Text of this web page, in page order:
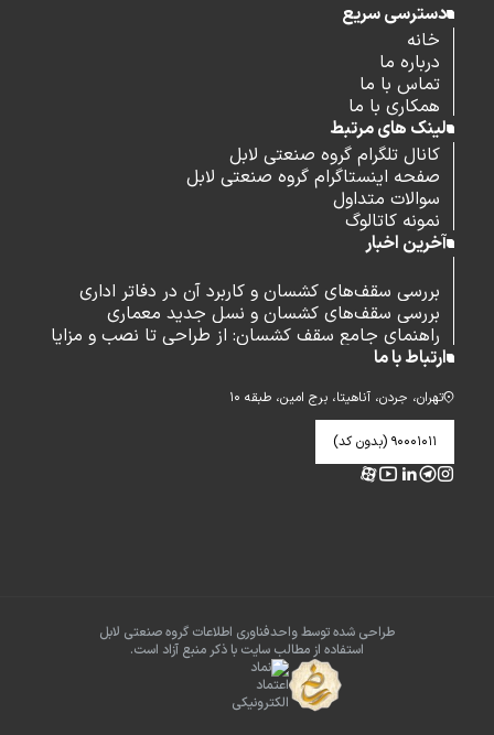
دسترسی سریع
خانه
درباره ما
تماس با ما
همکاری با ما
لینک های مرتبط
کانال تلگرام گروه صنعتی لابل
صفحه اینستاگرام گروه صنعتی لابل
سوالات متداول
نمونه کاتالوگ
آخرین اخبار
بررسی سقف‌های کشسان و کاربرد آن در دفاتر اداری
بررسی سقف‌های کشسان و نسل جدید معماری
راهنمای جامع سقف کشسان: از طراحی تا نصب و مزایا
ارتباط با ما
تهران، جردن، آناهیتا، برج امین، طبقه ۱۰
۹۰۰۰۱۰۱۱ (بدون کد)
طراحی شده توسط واحدفناوری اطلاعات گروه صنعتی لابل
استفاده از مطالب سایت با ذکر منبع آزاد است.